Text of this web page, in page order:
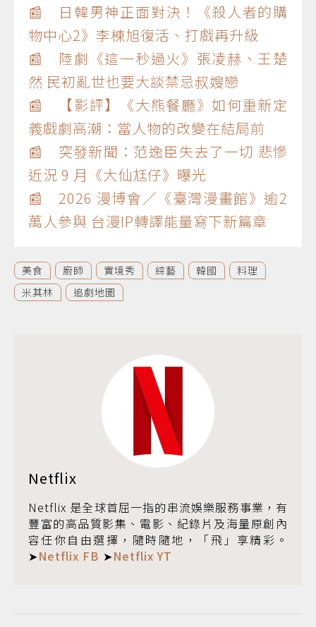
📰 日韓男神正面對決！《殺人者的購
物中心2》李棟旭復活、打戲再升級
📰 陸劇《這一秒過火》張凌赫、王楚
然 民初亂世也要大談禁忌叔嫂戀
📰 【影評】《大熊餐廳》如何重新定
義戲劇高潮：當人物的改變在結局前
📰 突發新聞：范逸臣失去了一切 悲慘
近況 9 月《大仙尪仔》曝光
📰 2026 漫博會／《臺灣漫畫館》逾2
萬人參與 台漫IP轉譯能量寫下新篇章
美食 廚師 實境秀 綜藝 韓國
料理
米其林
追劇地圖
Netflix
Netflix 是全球首屈一指的串流娛樂服務事業，有
豐富的高品質影集、電影、紀錄片及海量原創內
容任你自由選擇，隨時隨地，「飛」享精彩。
➤Netflix FB ➤Netflix YT